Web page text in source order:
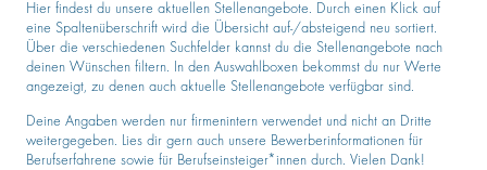
Hier findest du unsere aktuellen Stellenangebote. Durch einen Klick auf
eine Spaltenüberschrift wird die Übersicht auf-/absteigend neu sortiert.
Über die verschiedenen Suchfelder kannst du die Stellenangebote nach
deinen Wünschen filtern. In den Auswahlboxen bekommst du nur Werte
angezeigt, zu denen auch aktuelle Stellenangebote verfügbar sind.
Deine Angaben werden nur firmenintern verwendet und nicht an Dritte
weitergegeben. Lies dir gern auch unsere Bewerberinformationen für
Berufserfahrene sowie für Berufseinsteiger*innen durch. Vielen Dank!